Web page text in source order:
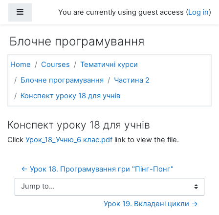
Side panelYou are currently using guest access (Log in)
Блочне програмування
Home Courses
Тематичні курси
Блочне програмування
Частина 2
Конспект уроку 18 для учнів
Конспект уроку 18 для учнів
Click Урок_18_Учню_6 клас.pdf link to view the file.
← Урок 18. Програмування гри "Пінг-Понг"
Jump to...
Урок 19. Вкладені цикли →